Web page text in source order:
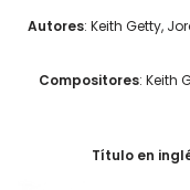
Autores: Keith Getty,
Compositores: Keith
Título en